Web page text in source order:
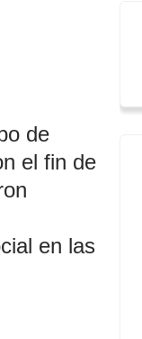
de
el fin de
en las